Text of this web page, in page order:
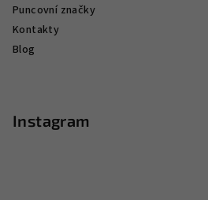
Puncovní značky
Kontakty
Blog
Instagram